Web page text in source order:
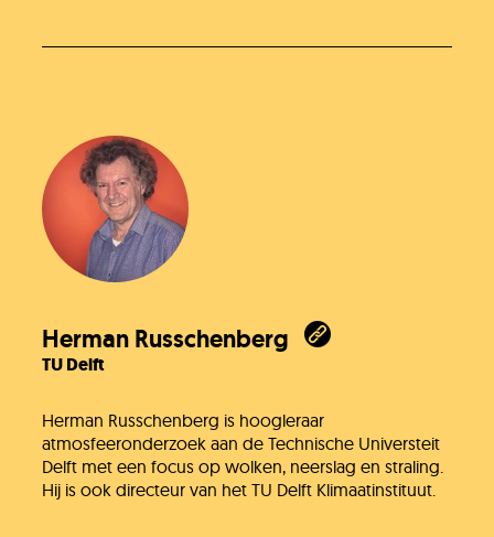
Herman Russchenberg
TU Delft
Herman Russchenberg is hoogleraar
atmosfeeronderzoek aan de Technische Universteit
Delft met een focus op wolken, neerslag en straling.
Hij is ook directeur van het TU Delft Klimaatinstituut.